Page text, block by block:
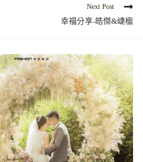
Next Post
幸福分享-皓傑&崨楹